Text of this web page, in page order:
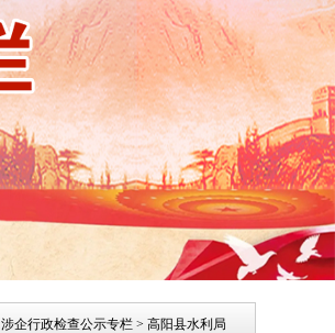
涉企行政检查公示专栏 > 高阳县水利局